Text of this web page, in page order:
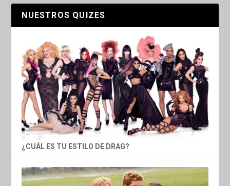
NUESTROS QUIZES
¿CUÁL ES TU ESTILO DE DRAG?